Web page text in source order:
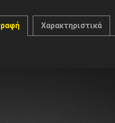
Χαρακτηριστικά